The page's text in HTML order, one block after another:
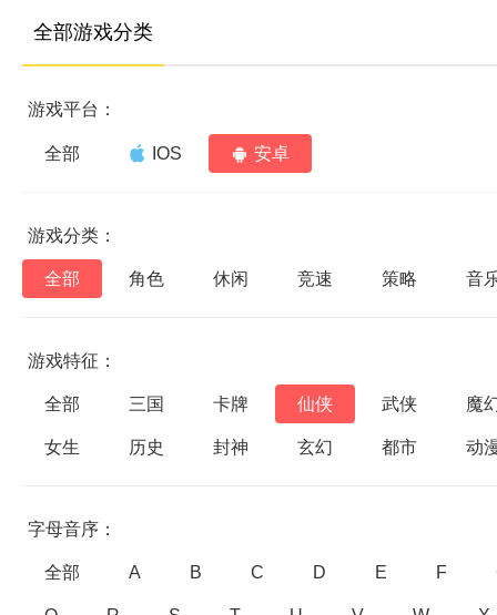
全部游戏分类
游戏平台：
全部 IOS 安卓
游戏分类：
全部 角色 休闲 竞速 策略 音
游戏特征：
全部 三国 卡牌 仙侠 武侠 魔
女生 历史 封神 玄幻 都市 动
字母音序：
全部 A B C D E F